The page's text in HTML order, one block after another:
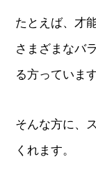
たとえば、才
さまざまなバ
る方っていま
そんな方に、
くれます。